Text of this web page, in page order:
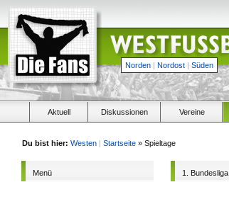
Norden | Nordost | Süden
Aktuell Diskussionen Vereine
Du bist hier: Westen | Startseite » Spieltage
Menü 1. Bundesliga